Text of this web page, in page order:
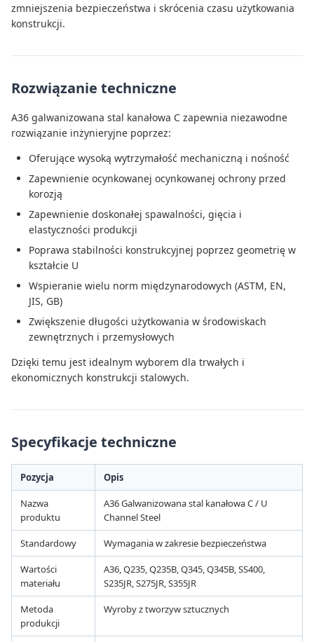
zmniejszenia bezpieczeństwa i skrócenia czasu użytkowania
konstrukcji.
Rozwiązanie techniczne
A36 galwanizowana stal kanałowa C zapewnia niezawodne
rozwiązanie inżynieryjne poprzez:
Oferujące wysoką wytrzymałość mechaniczną i nośność
Zapewnienie ocynkowanej ocynkowanej ochrony przed
korozją
Zapewnienie doskonałej spawalności, gięcia i
elastyczności produkcji
Poprawa stabilności konstrukcyjnej poprzez geometrię w
kształcie U
Wspieranie wielu norm międzynarodowych (ASTM, EN,
JIS, GB)
Zwiększenie długości użytkowania w środowiskach
zewnętrznych i przemysłowych
Dzięki temu jest idealnym wyborem dla trwałych i
ekonomicznych konstrukcji stalowych.
Specyfikacje techniczne
Pozycja Opis
Nazwa
produktu
A36 Galwanizowana stal kanałowa C / U
Channel Steel
Standardowy Wymagania w zakresie bezpieczeństwa
Wartości
materiału
A36, Q235, Q235B, Q345, Q345B, SS400,
S235JR, S275JR, S355JR
Metoda
produkcji
Wyroby z tworzyw sztucznych